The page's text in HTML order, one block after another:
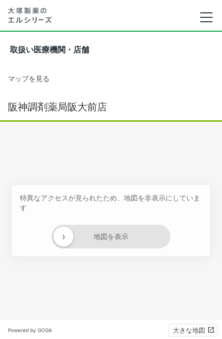
取扱い医療機関・店舗
マップを見る
阪神調剤薬局阪大前店
特異なアクセスが見られたため、地図を非表示にしていま
す
地図を表示
›
Powered by GOGA 大きな地図